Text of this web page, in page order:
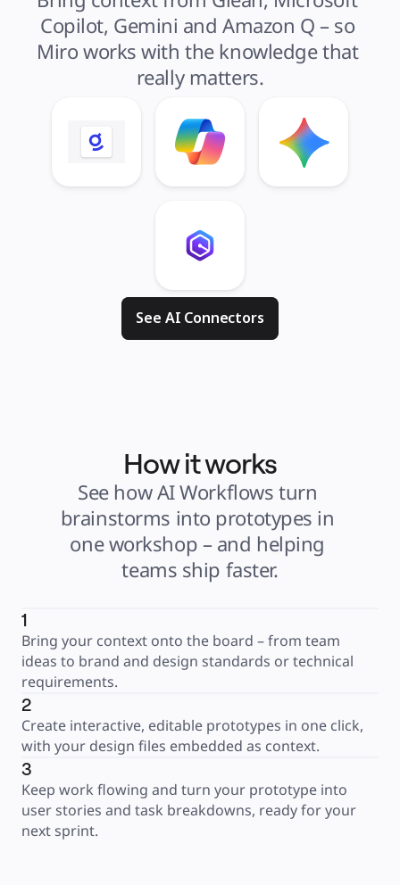
Copilot, Gemini and Amazon Q – so
Miro works with the knowledge that
really matters.
See AI Connectors
How it works
See how AI Workflows turn
brainstorms into prototypes in
one workshop – and helping
teams ship faster.
1
Bring your context onto the board – from team
ideas to brand and design standards or technical
requirements.
2
Create interactive, editable prototypes in one click,
with your design files embedded as context.
3
Keep work flowing and turn your prototype into
user stories and task breakdowns, ready for your
next sprint.